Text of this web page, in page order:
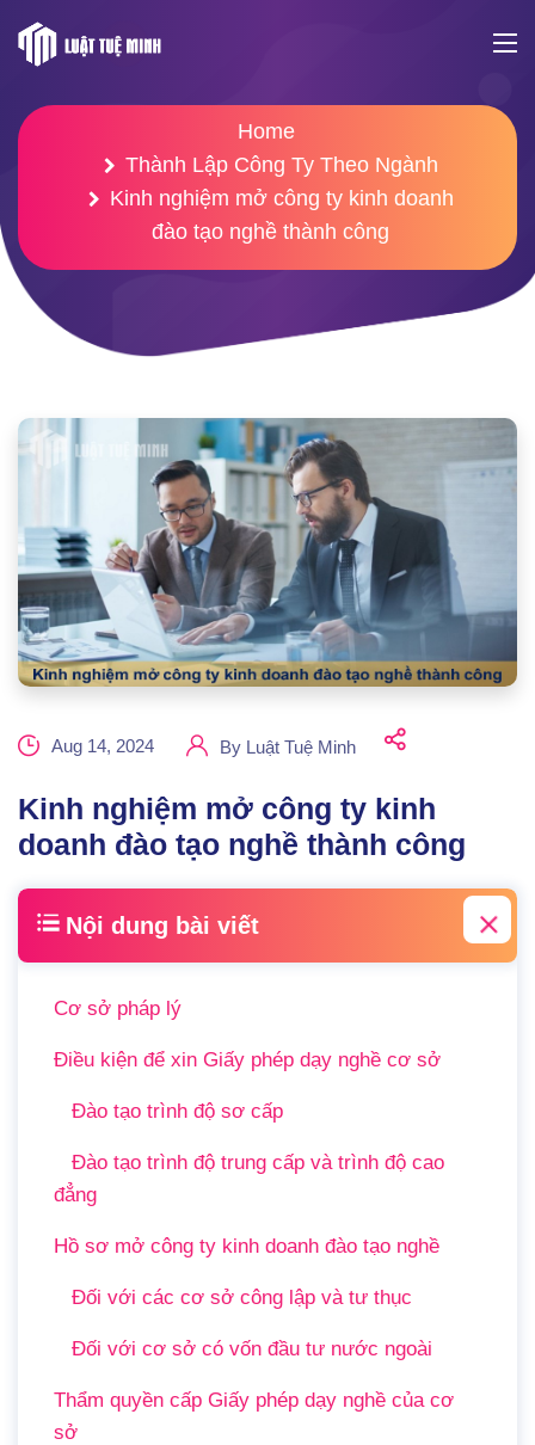
Home
Thành Lập Công Ty Theo Ngành
Kinh nghiệm mở công ty kinh doanh
đào tạo nghề thành công
Aug 14, 2024 By Luật Tuệ Minh
Kinh nghiệm mở công ty kinh
doanh đào tạo nghề thành công
Nội dung bài viết
Cơ sở pháp lý
Điều kiện để xin Giấy phép dạy nghề cơ sở
Đào tạo trình độ sơ cấp
Đào tạo trình độ trung cấp và trình độ cao
đẳng
Hồ sơ mở công ty kinh doanh đào tạo nghề
Đối với các cơ sở công lập và tư thục
Đối với cơ sở có vốn đầu tư nước ngoài
Thẩm quyền cấp Giấy phép dạy nghề của cơ
sở